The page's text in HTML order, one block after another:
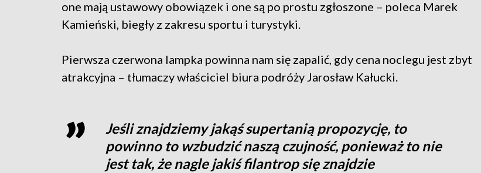
one mają ustawowy obowiązek i one są po prostu zgłoszone – poleca Marek
Kamieński, biegły z zakresu sportu i turystyki.
Pierwsza czerwona lampka powinna nam się zapalić, gdy cena noclegu jest zbyt
atrakcyjna – tłumaczy właściciel biura podróży Jarosław Kałucki.
Jeśli znajdziemy jakąś supertanią propozycję, to
powinno to wzbudzić naszą czujność, ponieważ to nie
jest tak, że nagle jakiś filantrop się znajdzie